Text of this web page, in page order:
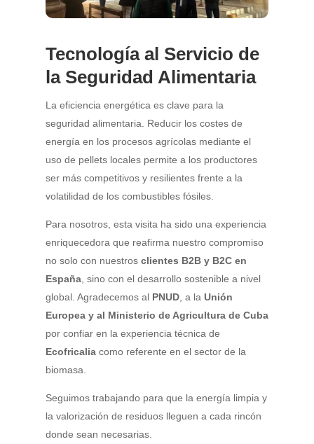
Tecnología al Servicio de
la Seguridad Alimentaria
La eficiencia energética es clave para la
seguridad alimentaria. Reducir los costes de
energía en los procesos agrícolas mediante el
uso de pellets locales permite a los productores
ser más competitivos y resilientes frente a la
volatilidad de los combustibles fósiles.
Para nosotros, esta visita ha sido una experiencia
enriquecedora que reafirma nuestro compromiso
no solo con nuestros clientes B2B y B2C en
España, sino con el desarrollo sostenible a nivel
global. Agradecemos al PNUD, a la Unión
Europea y al Ministerio de Agricultura de Cuba
por confiar en la experiencia técnica de
Ecofricalia como referente en el sector de la
biomasa.
Seguimos trabajando para que la energía limpia y
la valorización de residuos lleguen a cada rincón
donde sean necesarias.